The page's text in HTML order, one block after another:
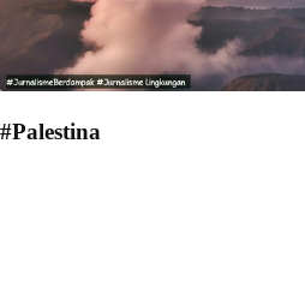
#Palestina